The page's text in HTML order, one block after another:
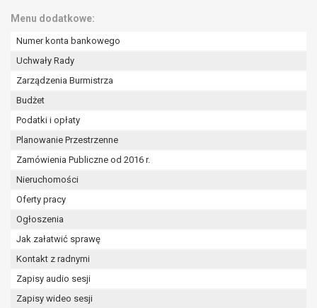
Menu dodatkowe:
Numer konta bankowego
Uchwały Rady
Zarządzenia Burmistrza
Budżet
Podatki i opłaty
Planowanie Przestrzenne
Zamówienia Publiczne od 2016 r.
Nieruchomości
Oferty pracy
Ogłoszenia
Jak załatwić sprawę
Kontakt z radnymi
Zapisy audio sesji
Zapisy wideo sesji
sprawowania władzy publicznej
wynikających z prawnie
Z przyczyn związanych z Pani/Pana
szczególną sytuacją. W razie wniesienia
nadrzędnych wobec interesów, praw i
wolności osoby, której dane dotyczą, lub
obrony roszczeń.